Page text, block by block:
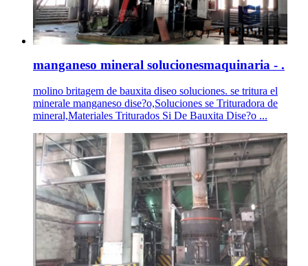
manganeso mineral solucionesmaquinaria - .
molino britagem de bauxita diseo soluciones. se tritura el
minerale manganeso dise?o,Soluciones se Trituradora de
mineral,Materiales Triturados Si De Bauxita Dise?o ...